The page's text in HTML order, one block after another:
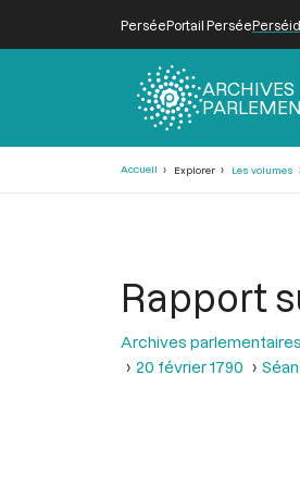
PerséePortail Persée
ARCHIVES
Accueil Explorer Les volumes
Rapport
Archives
20 février 1790